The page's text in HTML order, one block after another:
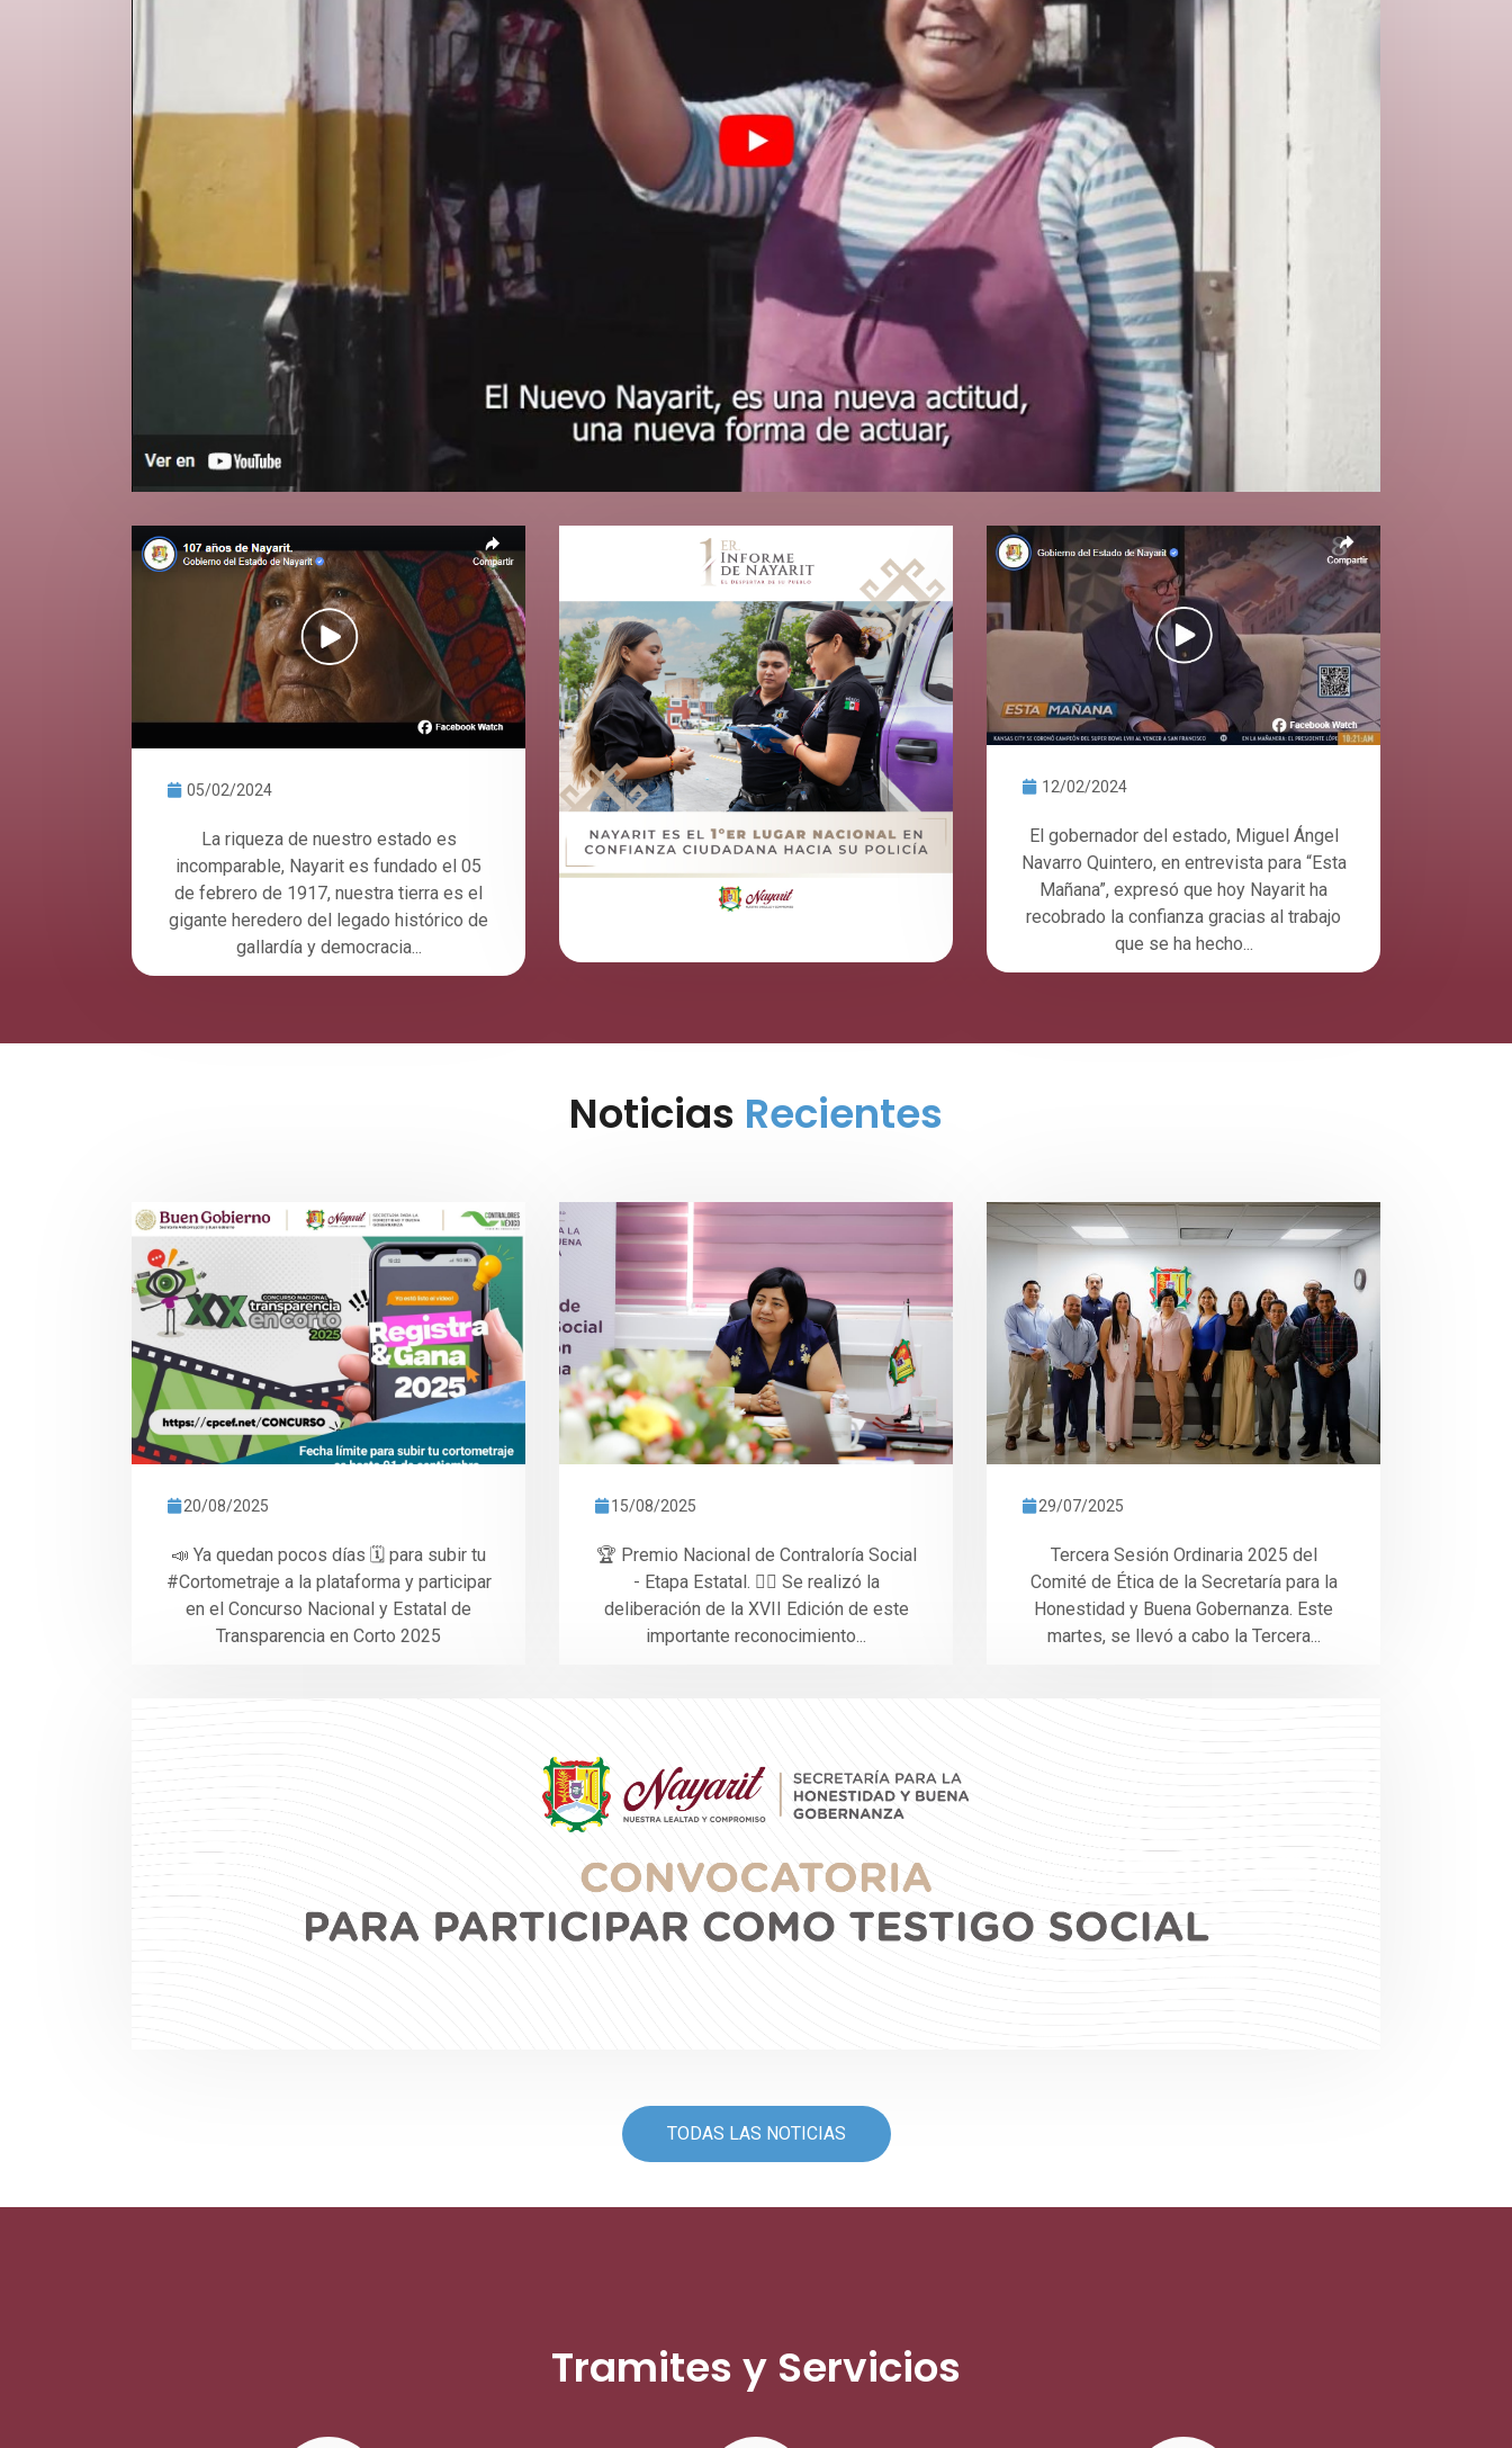
05/02/2024
La riqueza de nuestro estado es
incomparable, Nayarit es fundado el 05
de febrero de 1917, nuestra tierra es el
gigante heredero del legado histórico de
gallardía y democracia...
12/02/2024
El gobernador del estado, Miguel Ángel
Navarro Quintero, en entrevista para “Esta
Mañana”, expresó que hoy Nayarit ha
recobrado la confianza gracias al trabajo
que se ha hecho...
Noticias Recientes
20/08/2025
📣 Ya quedan pocos días 🗓️ para subir tu
#Cortometraje a la plataforma y participar
en el Concurso Nacional y Estatal de
Transparencia en Corto 2025
15/08/2025
🏆 Premio Nacional de Contraloría Social
- Etapa Estatal. 👉🏼 Se realizó la
deliberación de la XVII Edición de este
importante reconocimiento...
29/07/2025
Tercera Sesión Ordinaria 2025 del
Comité de Ética de la Secretaría para la
Honestidad y Buena Gobernanza. Este
martes, se llevó a cabo la Tercera...
TODAS LAS NOTICIAS
Tramites y Servicios